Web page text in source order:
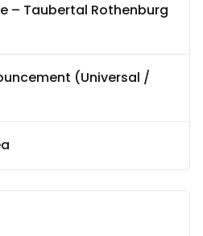
– Taubertal Rothenburg
(Universal /